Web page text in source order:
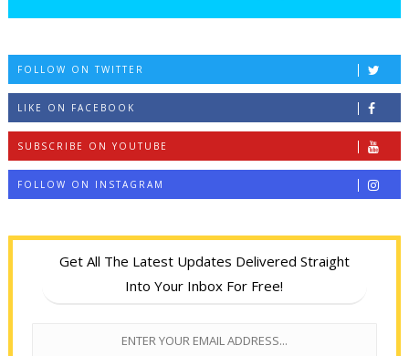
FOLLOW ON TWITTER
LIKE ON FACEBOOK
SUBSCRIBE ON YOUTUBE
FOLLOW ON INSTAGRAM
Get All The Latest Updates Delivered Straight
Into Your Inbox For Free!